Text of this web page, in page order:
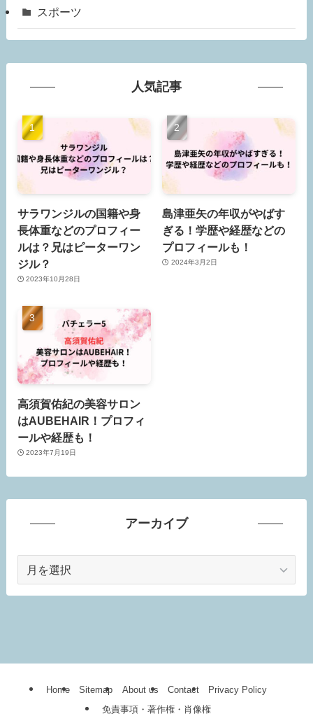
スポーツ
人気記事
サラワンジルの国籍や身
長体重などのプロフィー
ルは？兄はピーターワン
ジル？
2023年10月28日
島津亜矢の年収がやばす
ぎる！学歴や経歴などの
プロフィールも！
2024年3月2日
高須賀佑紀の美容サロン
はAUBEHAIR！プロフィ
ールや経歴も！
2023年7月19日
アーカイブ
カ
Home Sitemap About us Contact
Privacy Policy
免責事項・著作権・肖像権